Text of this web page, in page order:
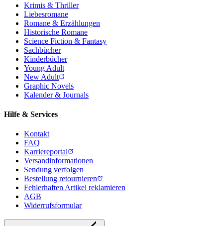
Krimis & Thriller
Liebesromane
Romane & Erzählungen
Historische Romane
Science Fiction & Fantasy
Sachbücher
Kinderbücher
Young Adult
New Adult
Graphic Novels
Kalender & Journals
Hilfe & Services
Kontakt
FAQ
Karriereportal
Versandinformationen
Sendung verfolgen
Bestellung retournieren
Fehlerhaften Artikel reklamieren
AGB
Widerrufsformular